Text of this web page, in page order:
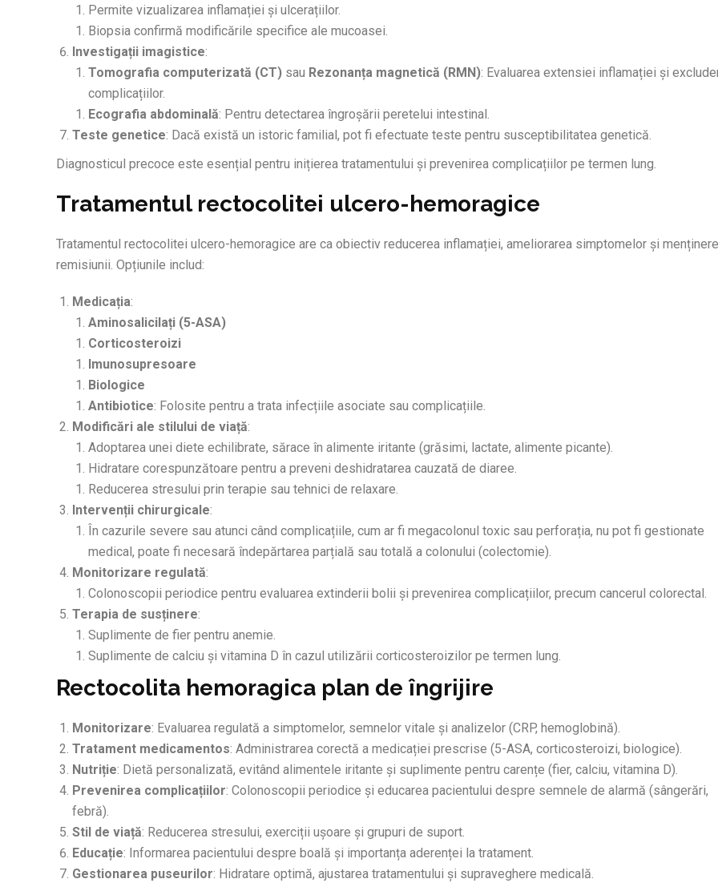
Permite vizualizarea inflamației și ulcerațiilor.
Biopsia confirmă modificările specifice ale mucoasei.
Investigații imagistice:
Tomografia computerizată (CT) sau Rezonanța magnetică (RMN): Evaluarea extensiei inflamației și
complicațiilor.
Ecografia abdominală: Pentru detectarea îngroșării peretelui intestinal.
Teste genetice: Dacă există un istoric familial, pot fi efectuate teste pentru susceptibilitatea genetică.
Diagnosticul precoce este esențial pentru inițierea tratamentului și prevenirea complicațiilor pe termen lung.
Tratamentul rectocolitei ulcero-hemoragice
Tratamentul rectocolitei ulcero-hemoragice are ca obiectiv reducerea inflamației, ameliorarea simptomelor și
remisiunii. Opțiunile includ:
Medicația:
Aminosalicilați (5-ASA)
Corticosteroizi
Imunosupresoare
Biologice
Antibiotice: Folosite pentru a trata infecțiile asociate sau complicațiile.
Modificări ale stilului de viață:
Adoptarea unei diete echilibrate, sărace în alimente iritante (grăsimi, lactate, alimente picante).
Hidratare corespunzătoare pentru a preveni deshidratarea cauzată de diaree.
Reducerea stresului prin terapie sau tehnici de relaxare.
Intervenții chirurgicale:
În cazurile severe sau atunci când complicațiile, cum ar fi megacolonul toxic sau perforația, nu pot fi gestionate
medical, poate fi necesară îndepărtarea parțială sau totală a colonului (colectomie).
Monitorizare regulată:
Colonoscopii periodice pentru evaluarea extinderii bolii și prevenirea complicațiilor, precum cancerul colorectal.
Terapia de susținere:
Suplimente de fier pentru anemie.
Suplimente de calciu și vitamina D în cazul utilizării corticosteroizilor pe termen lung.
Rectocolita hemoragica plan de îngrijire
Monitorizare: Evaluarea regulată a simptomelor, semnelor vitale și analizelor (CRP, hemoglobină).
Tratament medicamentos: Administrarea corectă a medicației prescrise (5-ASA, corticosteroizi, biologice).
Nutriție: Dietă personalizată, evitând alimentele iritante și suplimente pentru carențe (fier, calciu, vitamina D).
Prevenirea complicațiilor: Colonoscopii periodice și educarea pacientului despre semnele de alarmă (sângerări,
febră).
Stil de viață: Reducerea stresului, exerciții ușoare și grupuri de suport.
Educație: Informarea pacientului despre boală și importanța aderenței la tratament.
Gestionarea puseurilor: Hidratare optimă, ajustarea tratamentului și supraveghere medicală.